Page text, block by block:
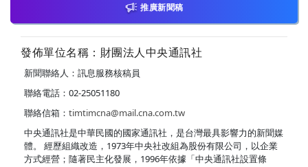
推廣新聞稿
發佈單位名稱：財團法人中央通訊社
新聞聯絡人：訊息服務核稿員
聯絡電話：02-25051180
聯絡信箱： timtimcna@mail.cna.com.tw
中央通訊社是中華民國的國家通訊社，是台灣最具影響力的新聞媒
體。 經歷組織改造，1973年中央社改組為股份有限公司，以企業
方式經營；隨著民主化發展，1996年依據「中央通訊社設置條